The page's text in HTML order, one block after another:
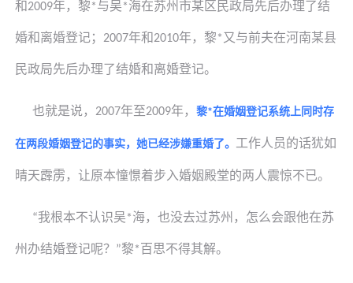
和2009年， 黎*与吴*海在苏州市某区民政局先后办理了结
婚和离婚登记； 2007年和2010年， 黎*又与前夫在河南某县
民政局先后办理了结婚和离婚登记。
也就是说， 2007年至2009年， 黎*在婚姻登记系统上同时存
在两段婚姻登记的事实，她已经涉嫌重婚了。 工作人员的话犹如
晴天霹雳，让原本憧憬着步入婚姻殿堂的两人震惊不已。
“我根本不认识吴*海，也没去过苏州，怎么会跟他在苏
州办结婚登记呢？ ”黎* 百思不得其解。